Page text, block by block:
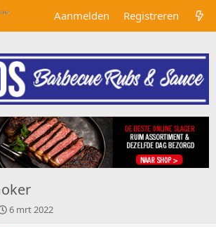
Aanmelden Registreren
S
6 mrt 2022